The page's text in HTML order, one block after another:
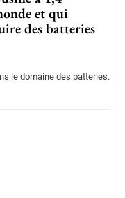
et qui
des batteries
le domaine des batteries.